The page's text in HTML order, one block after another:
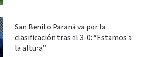
San Benito Paraná va por la
clasificación tras el 3-0: “Estamos a
la altura”